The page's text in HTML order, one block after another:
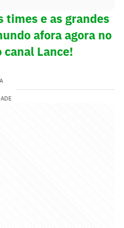
times e as grandes
afora agora no
canal Lance!